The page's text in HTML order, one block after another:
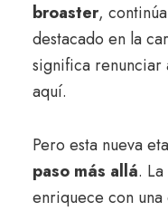
broaster,
destacado en la
significa renunciar
aquí.
Pero esta nueva
paso más allá.
enriquece con